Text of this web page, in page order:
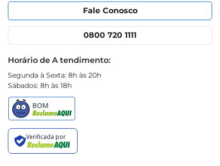
Portal do fornecedor
Cencosud Media
App Prezunic
Fale Conosco
0800 720 1111
Horário de A tendimento:
Segunda à Sexta: 8h às 20h
Sábados: 8h às 18h